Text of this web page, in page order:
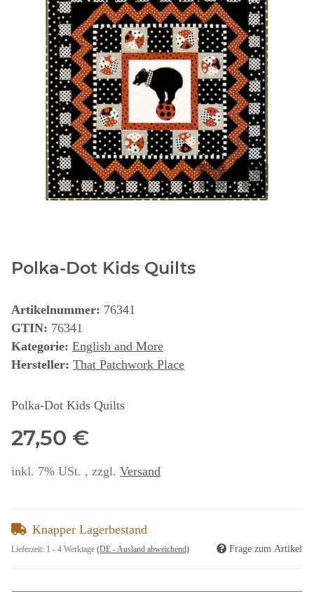
Polka-Dot Kids Quilts
Artikelnummer: 76341
GTIN: 76341
Kategorie: English and More
Hersteller: That Patchwork Place
Polka-Dot Kids Quilts
27,50 €
inkl. 7% USt. , zzgl. Versand
Knapper Lagerbestand
Lieferzeit: 1 - 4 Werktage (DE - Ausland abweichend) Frage zum Artikel